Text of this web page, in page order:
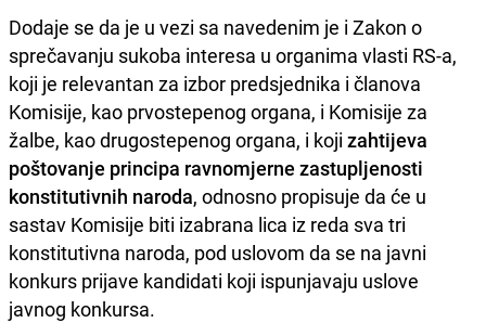
Dodaje se da je u vezi sa navedenim je i Zakon o
sprečavanju sukoba interesa u organima vlasti RS-a,
koji je relevantan za izbor predsjednika i članova
Komisije, kao prvostepenog organa, i Komisije za
žalbe, kao drugostepenog organa, i koji zahtijeva
poštovanje principa ravnomjerne zastupljenosti
konstitutivnih naroda, odnosno propisuje da će u
sastav Komisije biti izabrana lica iz reda sva tri
konstitutivna naroda, pod uslovom da se na javni
konkurs prijave kandidati koji ispunjavaju uslove
javnog konkursa.